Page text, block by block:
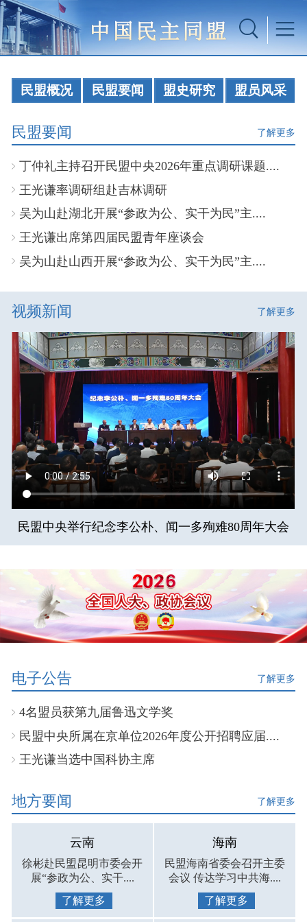
民盟概况 民盟要闻 盟史研究 盟员风采
民盟要闻 了解更多
丁仲礼主持召开民盟中央2026年重点调研课题....
王光谦率调研组赴吉林调研
吴为山赴湖北开展“参政为公、实干为民”主....
王光谦出席第四届民盟青年座谈会
吴为山赴山西开展“参政为公、实干为民”主....
视频新闻 了解更多
民盟中央举行纪念李公朴、闻一多殉难80周年大会
电子公告 了解更多
4名盟员获第九届鲁迅文学奖
民盟中央所属在京单位2026年度公开招聘应届....
王光谦当选中国科协主席
地方要闻 了解更多
云南
徐彬赴民盟昆明市委会开
展“参政为公、实干....
了解更多
海南
民盟海南省委会召开主委
会议 传达学习中共海....
了解更多